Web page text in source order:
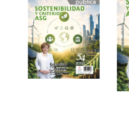
Revista de
Contaduría
Pública Agosto
2026.
Sostenibilidad y
criterios ASG.
2026